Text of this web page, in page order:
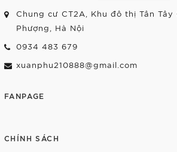
Chung cư CT2A, Khu đô thị Tân
Phượng, Hà Nội
0934 483 679
xuanphu210888@gmail.com
FANPAGE
CHÍNH SÁCH